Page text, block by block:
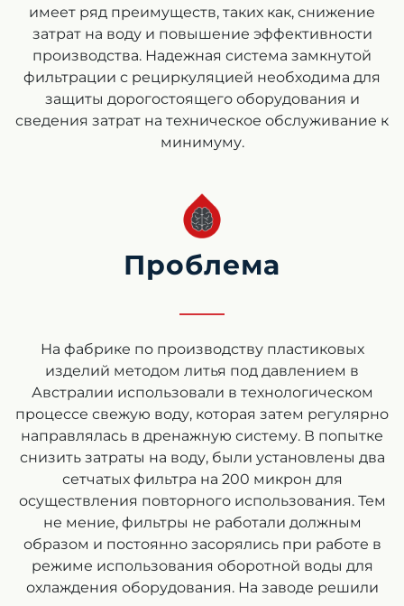
имеет ряд преимуществ, таких как, снижение
затрат на воду и повышение эффективности
производства. Надежная система замкнутой
фильтрации с рециркуляцией необходима для
защиты дорогостоящего оборудования и
сведения затрат на техническое обслуживание к
минимуму.
Проблема
На фабрике по производству пластиковых
изделий методом литья под давлением в
Австралии использовали в технологическом
процессе свежую воду, которая затем регулярно
направлялась в дренажную систему. В попытке
снизить затраты на воду, были установлены два
сетчатых фильтра на 200 микрон для
осуществления повторного использования. Тем
не мение, фильтры не работали должным
образом и постоянно засорялись при работе в
режиме использования оборотной воды для
охлаждения оборудования. На заводе решили